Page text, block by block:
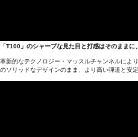
「T100」のシャープな見た目と打感はそのまま
革新的なテクノロジー・マッスルチャンネルによ
のソリッドなデザインのまま、より高い弾道と安